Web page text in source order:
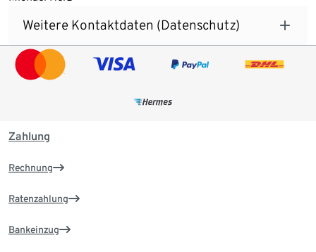
Weitere Kontaktdaten (Datenschutz)
Zahlung
Rechnung
Ratenzahlung
Bankeinzug